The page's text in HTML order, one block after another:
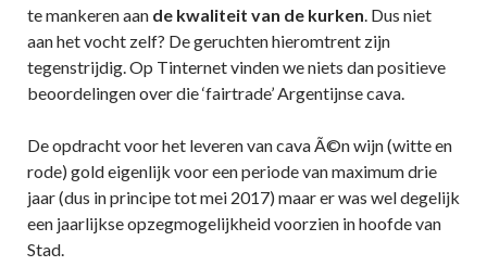
te mankeren aan de kwaliteit van de kurken. Dus niet
aan het vocht zelf? De geruchten hieromtrent zijn
tegenstrijdig. Op Tinternet vinden we niets dan positieve
beoordelingen over die ‘fairtrade’ Argentijnse cava.
De opdracht voor het leveren van cava Ã©n wijn (witte en
rode) gold eigenlijk voor een periode van maximum drie
jaar (dus in principe tot mei 2017) maar er was wel degelijk
een jaarlijkse opzegmogelijkheid voorzien in hoofde van
Stad.